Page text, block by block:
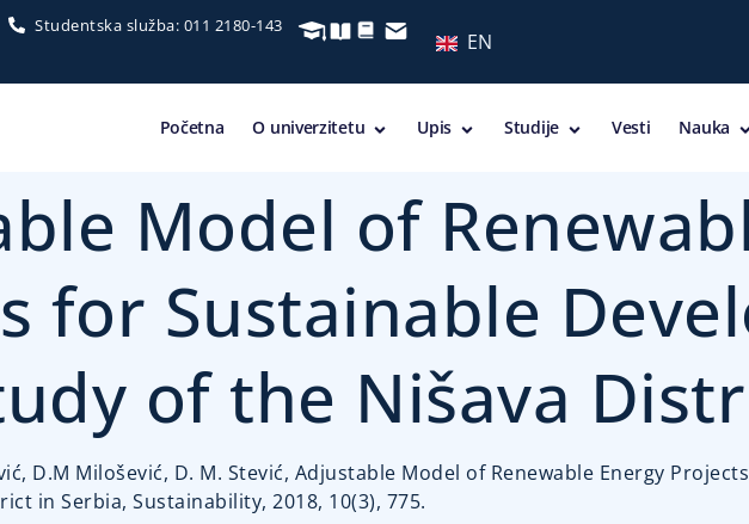
Studentska služba: 011 2180-143
EN
Početna O univerzitetu Upis Studije Vesti Nauka
Model of
for Sustainable
of the Nišava
D.M Milošević, D. M. Stević, Adjustable Model of Renewable Energy
in Serbia, Sustainability, 2018, 10(3), 775.